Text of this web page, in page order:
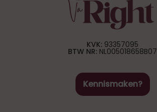
KVK: 93357095
BTW NR: NL005018658B07
Kennismaken?